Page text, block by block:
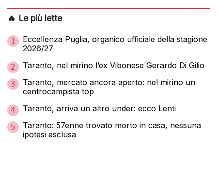
🔥 Le più lette
1
Eccellenza Puglia, organico ufficiale della stagione
2026/27
2 Taranto, nel mirino l’ex Vibonese Gerardo Di Gilio
3
Taranto, mercato ancora aperto: nel mirino un
centrocampista top
4 Taranto, arriva un altro under: ecco Lenti
5
Taranto: 57enne trovato morto in casa, nessuna
ipotesi esclusa